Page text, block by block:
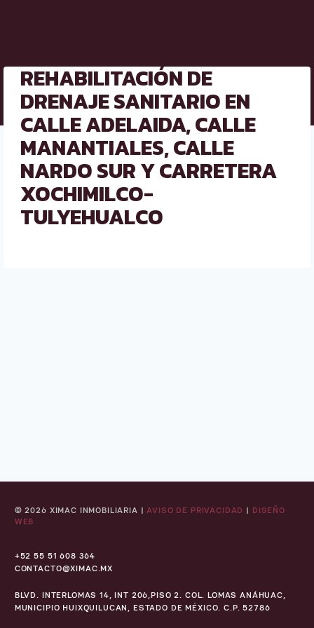
REHABILITACIÓN DE
DRENAJE SANITARIO EN
CALLE ADELAIDA, CALLE
MANANTIALES, CALLE
NARDO SUR Y CARRETERA
XOCHIMILCO-
TULYEHUALCO
© 2026 XIMAC INMOBILIARIA |AVISO DE PRIVACIDAD | DISEÑO
WEB
+52 55 51 608 364
CONTACTO@XIMAC.MX
BLVD. INTERLOMAS 14, INT 206,PISO 2. COL. LOMAS ANÁHUAC,
MUNICIPIO HUIXQUILUCAN, ESTADO DE MÉXICO. C.P. 52786